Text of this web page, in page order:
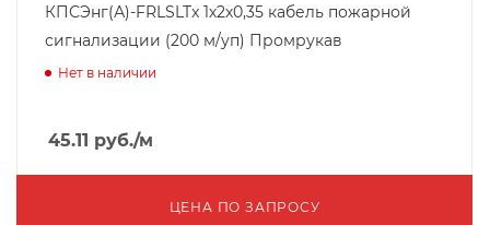
КПСЭнг(А)-FRLSLTx 1х2х0,35 кабель пожарной
сигнализации (200 м/уп) Промрукав
Нет в наличии
45.11 руб./м
ЦЕНА ПО ЗАПРОСУ